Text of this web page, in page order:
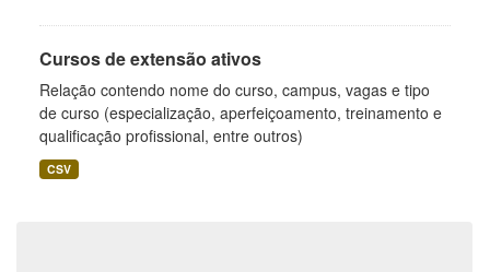
Cursos de extensão ativos
Relação contendo nome do curso, campus, vagas e tipo
de curso (especialização, aperfeiçoamento, treinamento e
qualificação profissional, entre outros)
CSV